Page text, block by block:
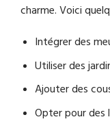
charme. Voici
Intégrer des
Utiliser des
Ajouter des
Opter pour des